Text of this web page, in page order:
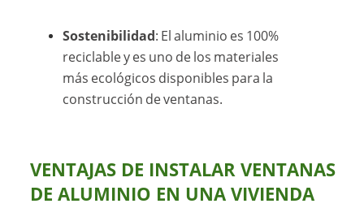
Sostenibilidad: El aluminio es 100%
reciclable y es uno de los materiales
más ecológicos disponibles para la
construcción de ventanas.
VENTAJAS DE INSTALAR VENTANAS
DE ALUMINIO EN UNA VIVIENDA